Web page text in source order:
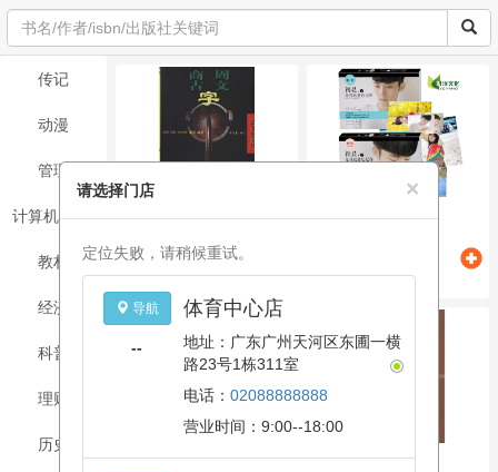
传记
动漫
管理
计算机/网络
教材
经济
科普
理财
历史
商周古文字读本
￥47.20
初晨
现代汉语通论(第二版) 千古奇文千字文
×
请选择门店
定位失败，请稍候重试。
导航
--
体育中心店
地址：广东广州天河区东圃一横
路23号1栋311室
电话： 02088888888
营业时间：9:00--18:00